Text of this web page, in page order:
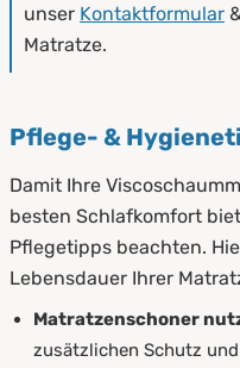
unser Kontaktformular
Matratze.
Pflege- &
Damit Ihre
besten Schlafkomfort
Pflegetipps beachten.
Lebensdauer Ihrer
Matratzenschoner
zusätzlichen Schutz